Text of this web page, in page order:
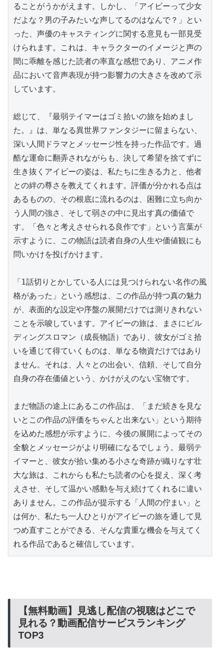
ることがうかがえます。しかし、「アイビーって少女
だよな？男の子みたいな声してるのはなんで？」とい
った、声優のキャスティングに関する意見も一部見受
けられます。これは、キャラクターのイメージと声の
間に乖離を感じた読者の率直な感想であり、アニメ作
品において音声表現が持つ影響力の大きさを改めて示
しています。
総じて、『最弱テイマーはゴミ拾いの旅を始めまし
た。』は、単なる異世界ファンタジーに留まらない、
深い人間ドラマとメッセージ性を持った作品です。過
酷な運命に翻弄されながらも、決して希望を捨てずに
生き抜くアイビーの姿は、私たちに生きる力と、他者
との絆の尊さを教えてくれます。評価が分かれる点は
あるものの、その根底に流れるのは、困難に立ち向か
う人間の強さ、そして弱さの中に見出す真の価値で
す。「色々と考えさせられる良作です」という言葉が
示すように、この物語は読者自身の人生や価値観にも
問いかけを投げかけます。
「1話切りとかしている人には見つけられない名作の風
格があった」という感想は、この作品が持つ真の魅力
が、表面的な設定や序盤の展開だけでは測りきれない
ことを示唆しています。アイビーの旅は、まさにビル
ディングスロマン（成長物語）であり、彼女がゴミ拾
いを通じて得ていくものは、単なる物資だけではあり
ません。それは、人々との出会い、信頼、そして自分
自身の存在価値という、かけがえのない宝物です。
まだ物語の途上にあるこの作品は、「まだ続きを見な
いとこの作品の評価をちゃんと出来ない」という期待
を込めた感想が示すように、今後の展開によってその
全貌とメッセージがより明確になるでしょう。最弱テ
イマーと、彼女が拾い集める小さな奇跡が織りなす壮
大な旅は、これからも私たち読者の心を捉え、深く考
えさせ、そして温かい感動を与え続けてくれるに違い
ありません。この作品が提示する「人間の佇まい」と
は何か、私たち一人ひとりがアイビーの旅を通して見
つめ直すことができる、そんな貴重な機会を与えてく
れる作品であると確信しています。
【無料動画】見逃し配信の視聴はどこで
見れる？動画配信サービスランキング
TOP3